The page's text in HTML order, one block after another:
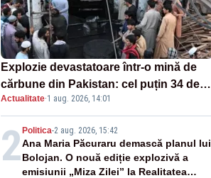
Explozie devastatoare într-o mină de
cărbune din Pakistan: cel puțin 34 de
morți - VIDEO
Actualitate·1 aug. 2026, 14:01
2 Politica-2 aug. 2026, 15:42
Ana Maria Păcuraru demască planul lui
Bolojan. O nouă ediție explozivă a
emisiunii „Miza Zilei” la Realitatea